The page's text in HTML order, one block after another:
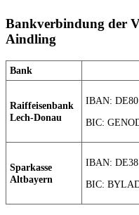
Bankverbindung der
Aindling
Bank
Raiffeisenbank
Lech-Donau
IBAN: DE80
BIC:
Sparkasse
Altbayern
IBAN: DE38
BIC: